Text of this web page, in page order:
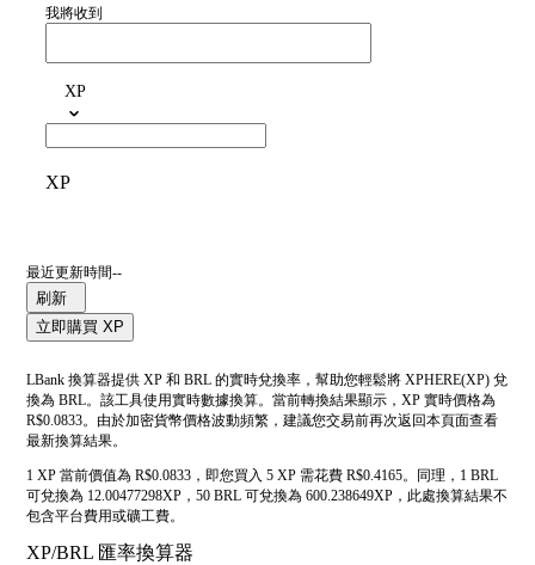
我將收到
XP
XP
最近更新時間--
刷新
立即購買 XP
LBank 換算器提供 XP 和 BRL 的實時兌換率，幫助您輕鬆將 XPHERE(XP) 兌
換為 BRL。該工具使用實時數據換算。當前轉換結果顯示，XP 實時價格為
R$0.0833。由於加密貨幣價格波動頻繁，建議您交易前再次返回本頁面查看
最新換算結果。
1 XP 當前價值為 R$0.0833，即您買入 5 XP 需花費 R$0.4165。同理，1 BRL
可兌換為 12.00477298XP，50 BRL 可兌換為 600.238649XP，此處換算結果不
包含平台費用或礦工費。
XP/BRL 匯率換算器